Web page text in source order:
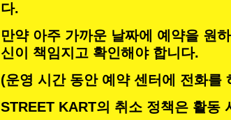
다.
만약 아주 가까운 날짜에 예약을 원
신이 책임지고 확인해야 합니다.
(운영 시간 동안 예약 센터에 전화를
STREET KART의 취소 정책은 활동